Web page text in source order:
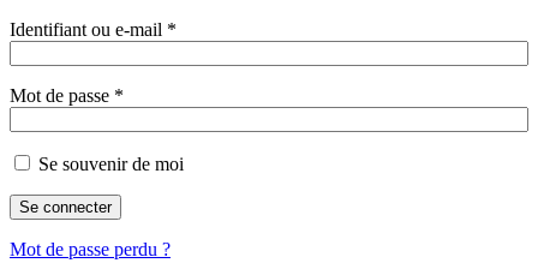
Identifiant ou e-mail *
Mot de passe *
Se souvenir de moi
Se connecter
Mot de passe perdu ?